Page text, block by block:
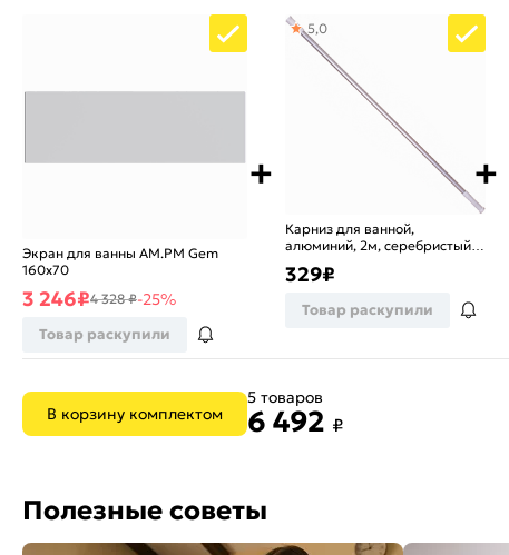
Экран для ванны AM.PM Gem
160х70
3 246₽4 328 ₽-25%
Товар раскупили
Карниз для ванной,
алюминий, 2м, серебристый,
5,0
329₽
Товар раскупили
В корзину комплектом
5 товаров
6 492 ₽
Полезные советы